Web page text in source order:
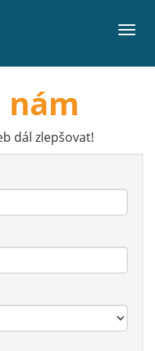
nám
dál zlepšovat!